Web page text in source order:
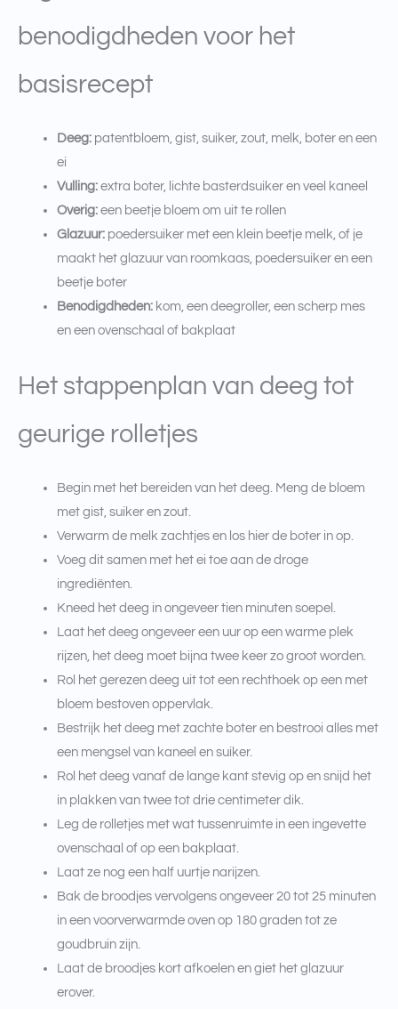
benodigdheden voor het
basisrecept
Deeg:patentbloem, gist, suiker, zout, melk, boter en een
ei
Vulling:extra boter, lichte basterdsuiker en veel kaneel
Overig:een beetje bloem om uit te rollen
Glazuur:poedersuiker met een klein beetje melk, of je
maakt het glazuur van roomkaas, poedersuiker en een
beetje boter
Benodigdheden:kom, een deegroller, een scherp mes
en een ovenschaal of bakplaat
Het stappenplan van deeg tot
geurige rolletjes
Begin met het bereiden van het deeg. Meng de bloem
met gist, suiker en zout.
Verwarm de melk zachtjes en los hier de boter in op.
Voeg dit samen met het ei toe aan de droge
ingrediënten.
Kneed het deeg in ongeveer tien minuten soepel.
Laat het deeg ongeveer een uur op een warme plek
rijzen, het deeg moet bijna twee keer zo groot worden.
Rol het gerezen deeg uit tot een rechthoek op een met
bloem bestoven oppervlak.
Bestrijk het deeg met zachte boter en bestrooi alles met
een mengsel van kaneel en suiker.
Rol het deeg vanaf de lange kant stevig op en snijd het
in plakken van twee tot drie centimeter dik.
Leg de rolletjes met wat tussenruimte in een ingevette
ovenschaal of op een bakplaat.
Laat ze nog een half uurtje narijzen.
Bak de broodjes vervolgens ongeveer 20 tot 25 minuten
in een voorverwarmde oven op 180 graden tot ze
goudbruin zijn.
Laat de broodjes kort afkoelen en giet het glazuur
erover.